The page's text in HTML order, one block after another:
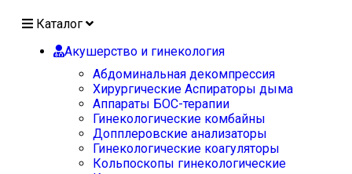
Каталог
Акушерство и гинекология
Абдоминальная декомпрессия
Хирургические Аспираторы дыма
Аппараты БОС-терапии
Гинекологические комбайны
Допплеровские анализаторы
Гинекологические коагуляторы
Кольпоскопы гинекологические